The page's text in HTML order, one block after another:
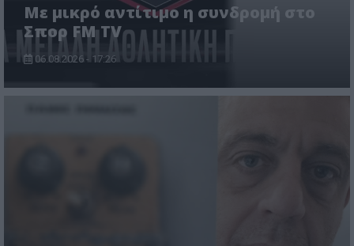
Με μικρό αντίτιμο η συνδρομή στο
Σπορ FM TV
06.08.2026 - 17:26